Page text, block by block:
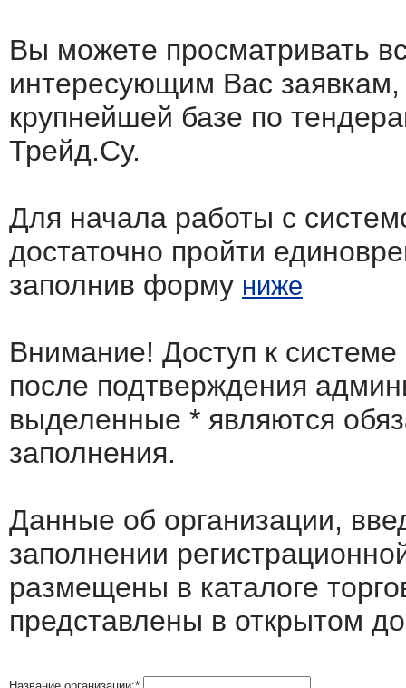
Вы можете просматривать
интересующим Вас
крупнейшей базе по
Трейд.Су.
Для начала работы с
достаточно пройти
заполнив форму ниже
Внимание! Доступ к
после подтверждения
выделенные * являются
заполнения.
Данные об организации,
заполнении
размещены в каталоге
представлены в открытом